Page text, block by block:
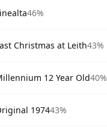
46%
Christmas at Leith43%
12 Year Old40%
197443%